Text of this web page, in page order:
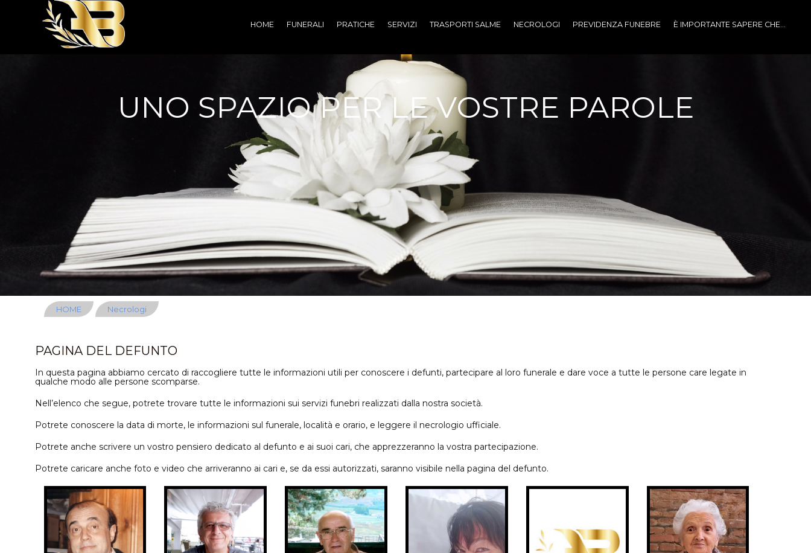
HOME FUNERALI PRATICHE SERVIZI TRASPORTI SALME NECROLOGI PREVIDENZA FUNEBRE È IMPORTANTE SAPERE CHE...
UNO SPAZIO PER LE VOSTRE PAROLE
HOME Necrologi
PAGINA DEL DEFUNTO
In questa pagina abbiamo cercato di raccogliere tutte le informazioni utili per conoscere i defunti, partecipare al loro funerale e dare voce a tutte le persone care legate in
qualche modo alle persone scomparse.
Nell’elenco che segue, potrete trovare tutte le informazioni sui servizi funebri realizzati dalla nostra società.
Potrete conoscere la data di morte, le informazioni sul funerale, località e orario, e leggere il necrologio ufficiale.
Potrete anche scrivere un vostro pensiero dedicato al defunto e ai suoi cari, che apprezzeranno la vostra partecipazione.
Potrete caricare anche foto e video che arriveranno ai cari e, se da essi autorizzati, saranno visibile nella pagina del defunto.